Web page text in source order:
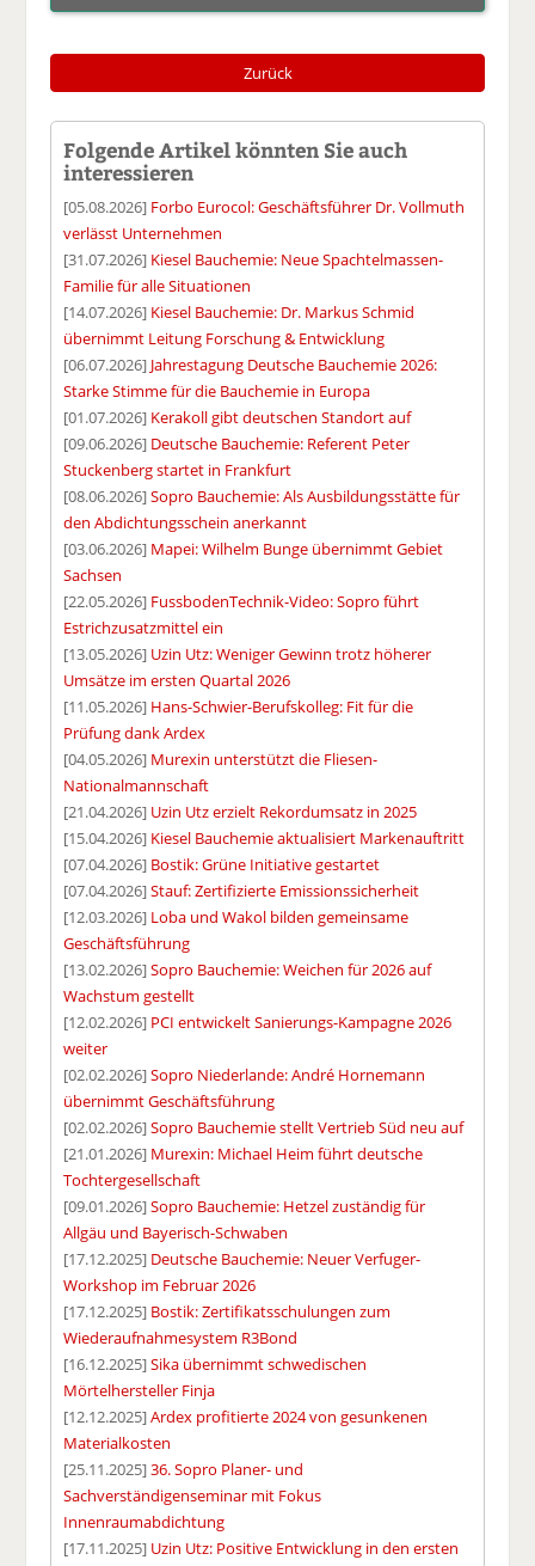
Zurück
Folgende Artikel könnten Sie auch
interessieren
[05.08.2026] Forbo Eurocol: Geschäftsführer Dr. Vollmuth
verlässt Unternehmen
[31.07.2026] Kiesel Bauchemie: Neue Spachtelmassen-
Familie für alle Situationen
[14.07.2026] Kiesel Bauchemie: Dr. Markus Schmid
übernimmt Leitung Forschung & Entwicklung
[06.07.2026] Jahrestagung Deutsche Bauchemie 2026:
Starke Stimme für die Bauchemie in Europa
[01.07.2026] Kerakoll gibt deutschen Standort auf
[09.06.2026] Deutsche Bauchemie: Referent Peter
Stuckenberg startet in Frankfurt
[08.06.2026]Sopro Bauchemie: Als Ausbildungsstätte für
den Abdichtungsschein anerkannt
[03.06.2026] Mapei: Wilhelm Bunge übernimmt Gebiet
Sachsen
[22.05.2026] FussbodenTechnik-Video: Sopro führt
Estrichzusatzmittel ein
[13.05.2026] Uzin Utz: Weniger Gewinn trotz höherer
Umsätze im ersten Quartal 2026
[11.05.2026] Hans-Schwier-Berufskolleg: Fit für die
Prüfung dank Ardex
[04.05.2026] Murexin unterstützt die Fliesen-
Nationalmannschaft
[21.04.2026] Uzin Utz erzielt Rekordumsatz in 2025
[15.04.2026] Kiesel Bauchemie aktualisiert Markenauftritt
[07.04.2026] Bostik: Grüne Initiative gestartet
[07.04.2026]Stauf: Zertifizierte Emissionssicherheit
[12.03.2026] Loba und Wakol bilden gemeinsame
Geschäftsführung
[13.02.2026]Sopro Bauchemie: Weichen für 2026 auf
Wachstum gestellt
[12.02.2026] PCI entwickelt Sanierungs-Kampagne 2026
weiter
[02.02.2026]Sopro Niederlande: André Hornemann
übernimmt Geschäftsführung
[02.02.2026]Sopro Bauchemie stellt Vertrieb Süd neu auf
[21.01.2026] Murexin: Michael Heim führt deutsche
Tochtergesellschaft
[09.01.2026]Sopro Bauchemie: Hetzel zuständig für
Allgäu und Bayerisch-Schwaben
[17.12.2025] Deutsche Bauchemie: Neuer Verfuger-
Workshop im Februar 2026
[17.12.2025] Bostik: Zertifikatsschulungen zum
Wiederaufnahmesystem R3Bond
[16.12.2025]Sika übernimmt schwedischen
Mörtelhersteller Finja
[12.12.2025]Ardex profitierte 2024 von gesunkenen
Materialkosten
[25.11.2025]36. Sopro Planer- und
Sachverständigenseminar mit Fokus
Innenraumabdichtung
[17.11.2025] Uzin Utz: Positive Entwicklung in den ersten